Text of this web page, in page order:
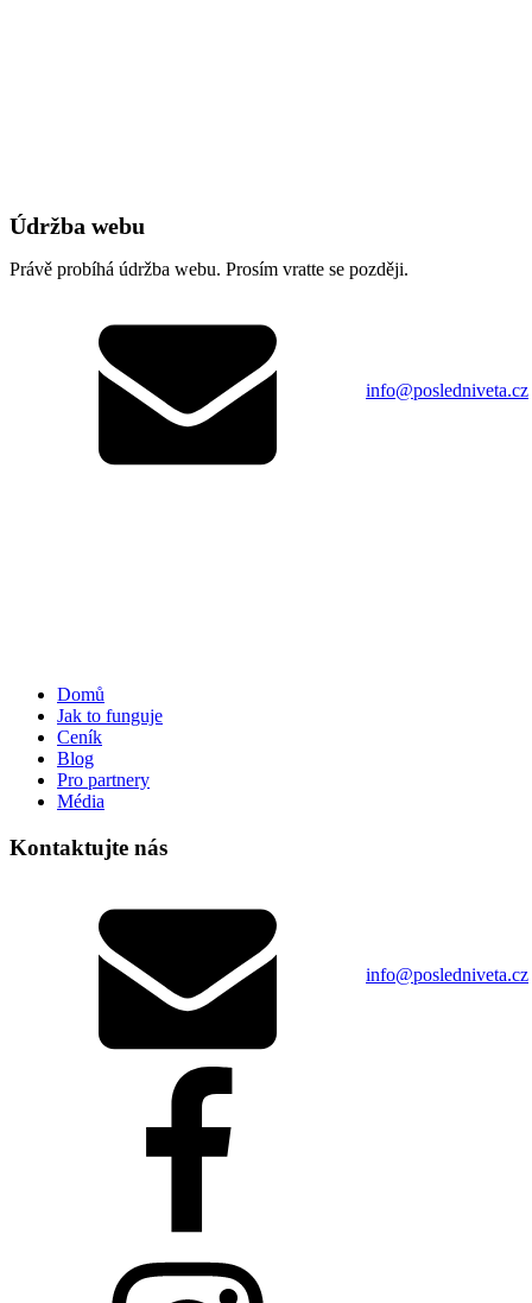
Údržba webu
Právě probíhá údržba webu. Prosím vratte se později.
info@posledniveta.cz
Domů
Jak to funguje
Ceník
Blog
Pro partnery
Média
Kontaktujte nás
info@posledniveta.cz